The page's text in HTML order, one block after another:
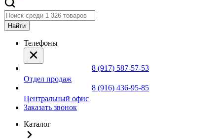
Найти
Телефоны
8 (917) 587-57-53
Отдел продаж
8 (916) 436-95-85
Центральный офис
Заказать звонок
Каталог